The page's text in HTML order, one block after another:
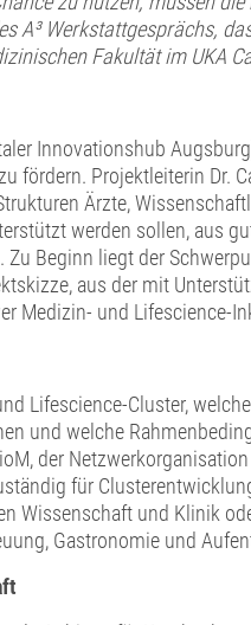
A³ Werkstattgesprächs,
Fakultät im UKA
Innovationshub
fördern. Projektleiterin Dr.
Ärzte,
werden sollen, aus
Beginn liegt der
aus der mit
Medizin- und Lifescience-
Lifescience-Cluster,
und welche
der
für
Wissenschaft und Klinik
Gastronomie und